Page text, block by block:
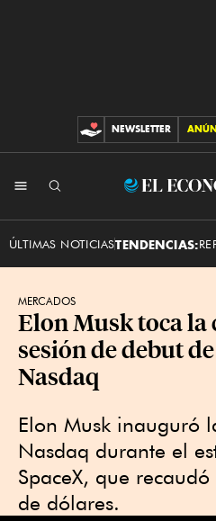
CONTRIBUCIONES
NEWSLETTER
El
ÚLTIMAS NOTICIASTENDENCIAS:
MERCADOS
Elon Musk toca la
sesión de debut
Nasdaq
Elon Musk inauguró
Nasdaq durante el
SpaceX, que
de dólares.